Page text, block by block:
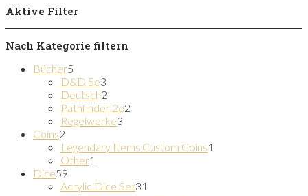
Aktive Filter
Nach Kategorie filtern
Bücher5
Produkte
D&D 5e3
Produkte
Deutsch2
Produkte
Pathfinder 2e2
Regelwerke3
Coins2
Produkte
Legendary Items Custom Coins1
Other1
Dice59
Produkte
Acrylic Dice Set31